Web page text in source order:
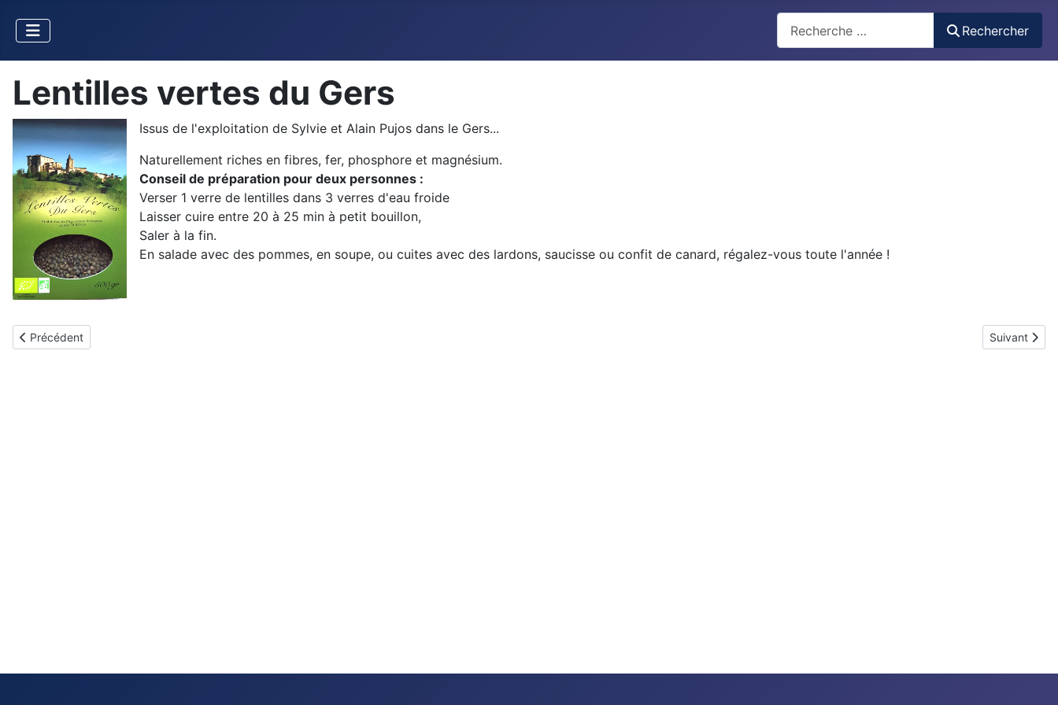
Rechercher
Lentilles vertes du Gers
Issus de l'exploitation de Sylvie et Alain Pujos dans le Gers...
Naturellement riches en fibres, fer, phosphore et magnésium.
Conseil de préparation pour deux personnes :
Verser 1 verre de lentilles dans 3 verres d'eau froide
Laisser cuire entre 20 à 25 min à petit bouillon,
Saler à la fin.
En salade avec des pommes, en soupe, ou cuites avec des lardons, saucisse ou confit de canard, régalez-vous toute l'année !
Article précédent : Lentilles corail du Gers
Précédent Article
Suivant